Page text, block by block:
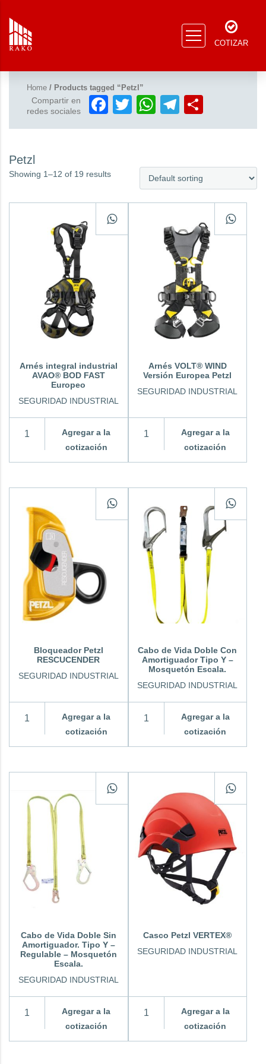
COTIZAR
Home / Products tagged “Petzl”
Compartir en
redes sociales
Facebook
TwitterWhatsApp
Telegram
Petzl
Showing 1–12 of 19 results
Arnés integral industrial
AVAO® BOD FAST
Europeo
SEGURIDAD INDUSTRIAL
Agregar a la
cotización
Arnés VOLT® WIND
Versión Europea Petzl
SEGURIDAD INDUSTRIAL
Agregar a la
cotización
Bloqueador Petzl
RESCUCENDER
SEGURIDAD INDUSTRIAL
Agregar a la
cotización
Cabo de Vida Doble Con
Amortiguador Tipo Y –
Mosquetón Escala.
SEGURIDAD INDUSTRIAL
Agregar a la
cotización
Cabo de Vida Doble Sin
Amortiguador. Tipo Y –
Regulable – Mosquetón
Escala.
SEGURIDAD INDUSTRIAL
Agregar a la
cotización
Casco Petzl VERTEX®
SEGURIDAD INDUSTRIAL
Agregar a la
cotización